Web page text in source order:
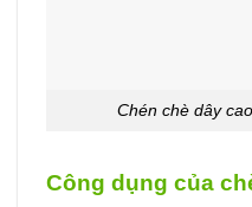
Chén chè dây
Công dụng của